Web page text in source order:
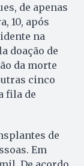
de apenas
10, após
na
doação de
da morte
cinco
fila de
de
Em